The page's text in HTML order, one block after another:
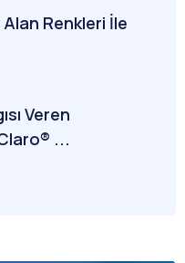
Renkleri İle
Veren
...